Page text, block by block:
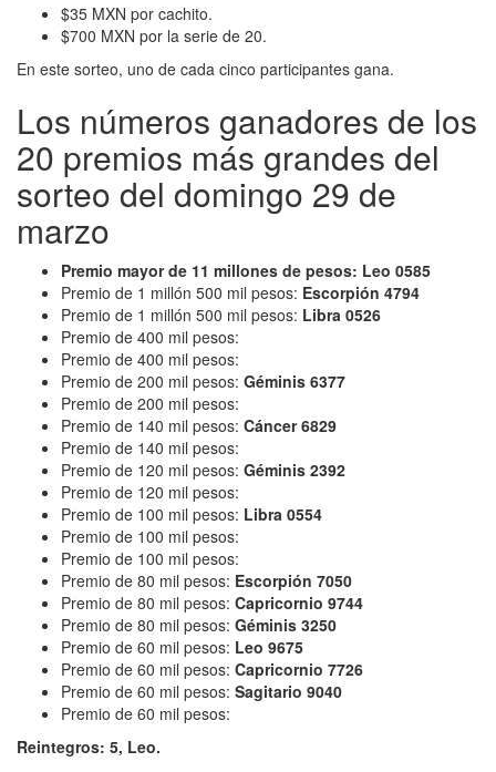
$35 MXN por cachito.
$700 MXN por la serie de 20.
En este sorteo, uno de cada cinco participantes gana.
Los números ganadores de los
20 premios más grandes del
sorteo del domingo 29 de
marzo
Premio mayor de 11 millones de pesos: Leo 0585
Premio de 1 millón 500 mil pesos: Escorpión 4794
Premio de 1 millón 500 mil pesos: Libra 0526
Premio de 400 mil pesos:
Premio de 400 mil pesos:
Premio de 200 mil pesos: Géminis 6377
Premio de 200 mil pesos:
Premio de 140 mil pesos: Cáncer 6829
Premio de 140 mil pesos:
Premio de 120 mil pesos: Géminis 2392
Premio de 120 mil pesos:
Premio de 100 mil pesos: Libra 0554
Premio de 100 mil pesos:
Premio de 100 mil pesos:
Premio de 80 mil pesos: Escorpión 7050
Premio de 80 mil pesos: Capricornio 9744
Premio de 80 mil pesos: Géminis 3250
Premio de 60 mil pesos: Leo 9675
Premio de 60 mil pesos: Capricornio 7726
Premio de 60 mil pesos: Sagitario 9040
Premio de 60 mil pesos:
Reintegros: 5, Leo.